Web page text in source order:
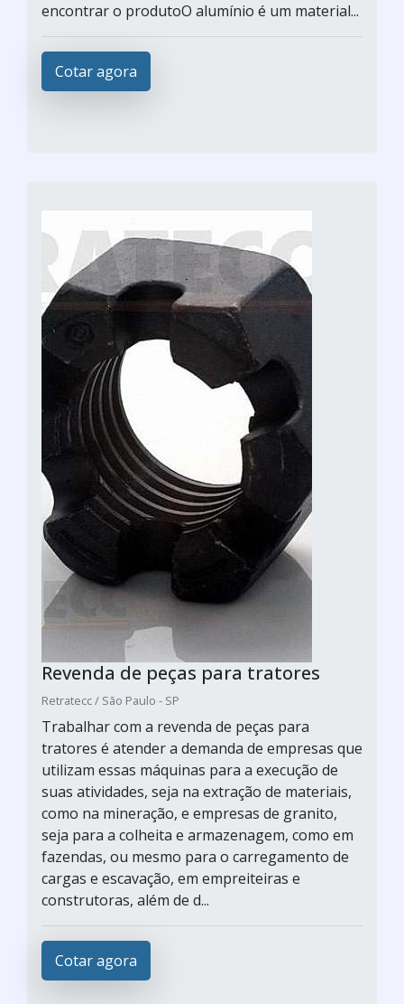
encontrar o produtoO alumínio é um material...
Cotar agora
Revenda de peças para tratores
Retratecc / São Paulo - SP
Trabalhar com a revenda de peças para
tratores é atender a demanda de empresas que
utilizam essas máquinas para a execução de
suas atividades, seja na extração de materiais,
como na mineração, e empresas de granito,
seja para a colheita e armazenagem, como em
fazendas, ou mesmo para o carregamento de
cargas e escavação, em empreiteiras e
construtoras, além de d...
Cotar agora